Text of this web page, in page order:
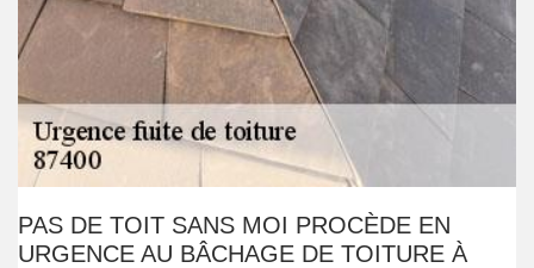
PAS DE TOIT SANS MOI PROCÈDE EN
URGENCE AU BÂCHAGE DE TOITURE À